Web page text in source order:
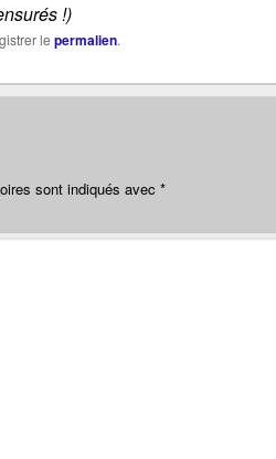
!)
le permalien.
sont indiqués avec *